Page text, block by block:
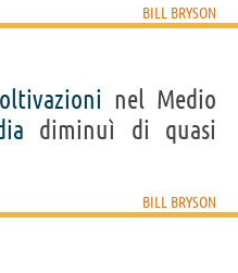
BILL BRYSON
nel Medio
diminuì di quasi
BILL BRYSON